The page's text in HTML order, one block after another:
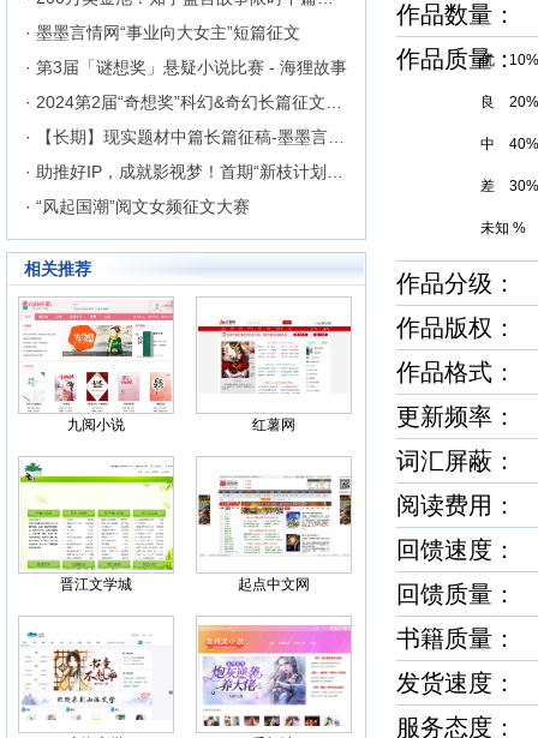
· 墨墨言情网“事业向大女主”短篇征文
· 第3届「谜想奖」悬疑小说比赛 - 海狸故事
· “风起国潮”阅文女频征文大赛
相关推荐
九阅小说 红薯网
晋江文学城 起点中文网
作品数量
作品质量优 10%
良 20%
中 40%
差 30%
未知 %
作品分级：
作品版权：
作品格式：
更新频率：
词汇屏蔽：
阅读费用：
回馈速度
回馈质量
书籍质量
发货速度
服务态度